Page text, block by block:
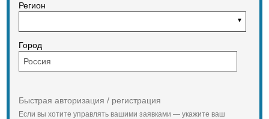
Регион
Город
Быстрая авторизация / регистрация
Если вы хотите управлять вашими заявками — укажите ваш